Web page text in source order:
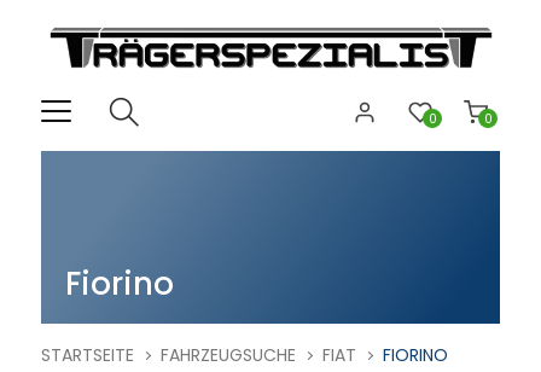
0
0
Fiorino
STARTSEITE FAHRZEUGSUCHE FIAT FIORINO